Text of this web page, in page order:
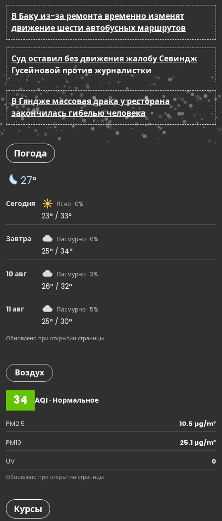
В Баку из-за ремонта временно изменят
движение шести автобусных маршрутов
Суд оставил без движения жалобу Севиндж
Гусейновой против журналистки
В Гяндже массовая драка у ресторана
закончилась гибелью человека
Погода
27°
Сегодня Ясно · 0%
23° / 33°
Завтра Пасмурно · 0%
25° / 34°
10 авг Пасмурно · 3%
26° / 32°
11 авг Пасмурно · 5%
25° / 30°
Обновлено при открытии страницы
Воздух
34 AQI · Нормальное
PM2.5
10.5 µg/m³
PM10
25.1 µg/m³
UV
0
Обновлено при открытии страницы
Курсы